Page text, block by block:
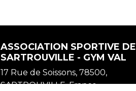
ASSOCIATION SPORTIVE DE
SARTROUVILLE - GYM VAL
17 Rue de Soissons, 78500,
SARTROUVILLE, France